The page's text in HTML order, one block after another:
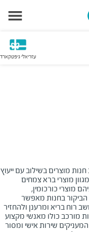
עזריאלי גיפטקארד
מוצרים בשילוב עם ייעוץ
מוצרי ברא צמחים
מוצרי כורכומין,
הביקור בחנות מאפשר
רוח בריא ומרענן ולהחזיר
מורכב כולו מאנשי מקצוע
שירות אישי ומסור